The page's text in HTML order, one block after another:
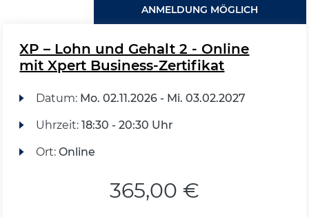
ANMELDUNG MÖGLICH
XP – Lohn und Gehalt 2 - Online
mit Xpert Business-Zertifikat
Datum: Mo. 02.11.2026 - Mi. 03.02.2027
Uhrzeit: 18:30 - 20:30 Uhr
Ort: Online
365,00 €